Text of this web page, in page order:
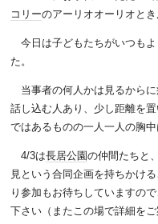
コリーのアーリオオーリオと
今日は子どもたちがいつも
た。
当事者の何人かは見るからに
話し込む人あり、少し距離を
ではあるものの一人一人の胸中
4/3は長居公園の仲間たちと
見という合同企画を持ちかけ
り参加もお待ちしていますの
下さい（またこの場で詳細をご